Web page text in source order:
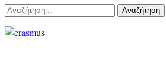
Αναζήτηση